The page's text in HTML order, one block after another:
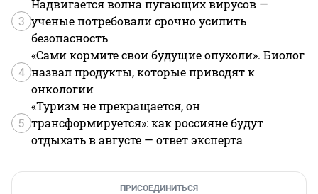
3
Надвигается волна пугающих вирусов —
ученые потребовали срочно усилить
безопасность
4
«Сами кормите свои будущие опухоли». Биолог
назвал продукты, которые приводят к
онкологии
5
«Туризм не прекращается, он
трансформируется»: как россияне будут
отдыхать в августе — ответ эксперта
ПРИСОЕДИНИТЬСЯ